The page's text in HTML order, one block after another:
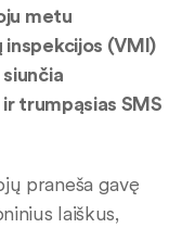
metu
(VMI)
trumpąsias SMS
praneša gavę
laiškus,